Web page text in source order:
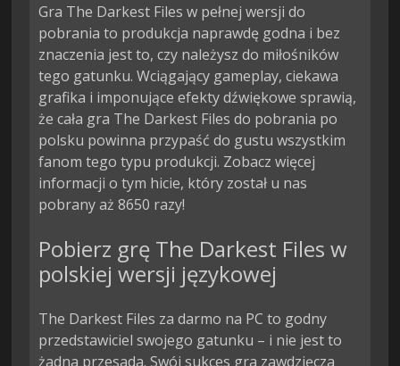
Gra The Darkest Files w pełnej wersji do
pobrania to produkcja naprawdę godna i bez
znaczenia jest to, czy należysz do miłośników
tego gatunku. Wciągający gameplay, ciekawa
grafika i imponujące efekty dźwiękowe sprawią,
że cała gra The Darkest Files do pobrania po
polsku powinna przypaść do gustu wszystkim
fanom tego typu produkcji. Zobacz więcej
informacji o tym hicie, który został u nas
pobrany aż 8650 razy!
Pobierz grę The Darkest Files w
polskiej wersji językowej
The Darkest Files za darmo na PC to godny
przedstawiciel swojego gatunku – i nie jest to
żadna przesada. Swój sukces gra zawdzięcza